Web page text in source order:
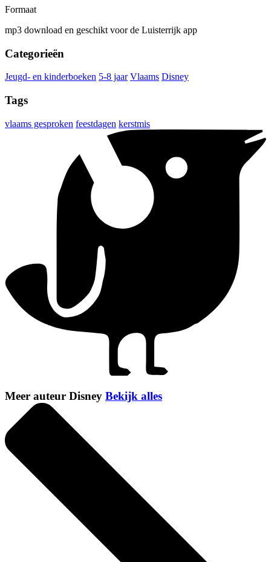
Formaat
mp3 download en geschikt voor de Luisterrijk app
Categorieën
Jeugd- en kinderboeken 5-8 jaar Vlaams Disney
Tags
vlaams gesproken feestdagen kerstmis
Meer auteur Disney Bekijk alles